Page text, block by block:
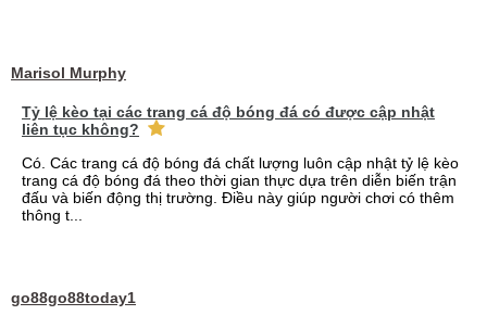
Marisol Murphy
Tỷ lệ kèo tại các trang cá độ bóng đá có được cập nhật
liên tục không?
Có. Các trang cá độ bóng đá chất lượng luôn cập nhật tỷ lệ kèo
trang cá độ bóng đá theo thời gian thực dựa trên diễn biến trận
đấu và biến động thị trường. Điều này giúp người chơi có thêm
thông t...
go88go88today1